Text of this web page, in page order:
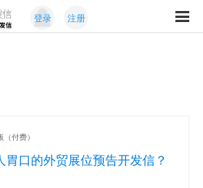
登录 注册
口的外贸展位预告开发信？
付费）